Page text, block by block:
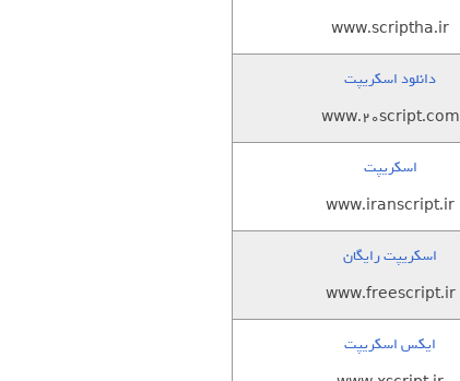
www.scriptha.ir
دانلود اسکریپت
www.20script.com
اسکریپت
www.iranscript.ir
اسکریپت رایگان
www.freescript.ir
ایکس اسکریپت